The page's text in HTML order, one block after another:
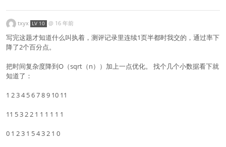
txyx LV 10 @ 16 年前
写完这题才知道什么叫执着，测评记录里连续1页半都时我交的，通过率下
降了2个百分点。
把时间复杂度降到O（sqrt（n））加上一点优化。 找个几个小数据看下就
知道了：
1 2 3 4 5 6 7 8 9 10 11
11 5 3 2 2 1 1 1 1 1 1
0 1 2 3 1 5 4 3 2 1 0